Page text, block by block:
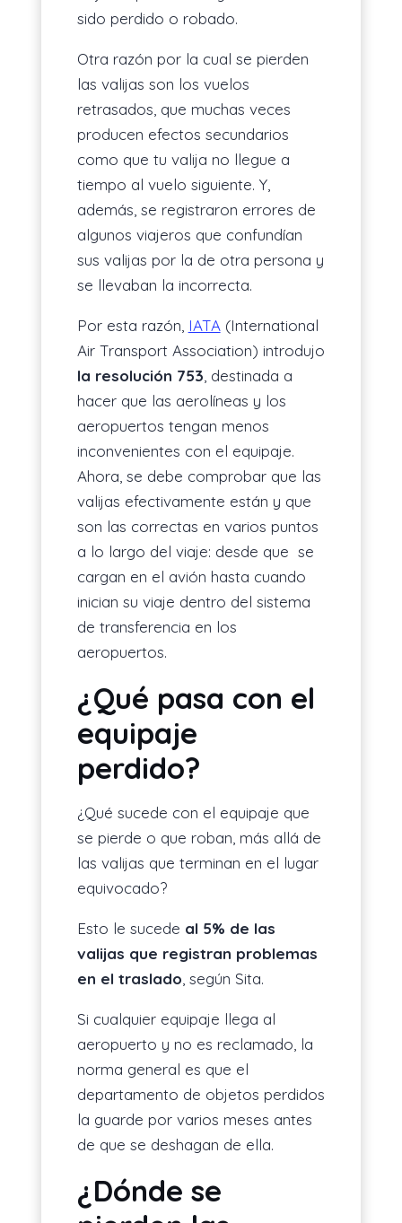
sido perdido o robado.
Otra razón por la cual se pierden
las valijas son los vuelos
retrasados, que muchas veces
producen efectos secundarios
como que tu valija no llegue a
tiempo al vuelo siguiente. Y,
además, se registraron errores de
algunos viajeros que confundían
sus valijas por la de otra persona y
se llevaban la incorrecta.
Por esta razón, IATA(International
Air Transport Association) introdujo
la resolución 753 , destinada a
hacer que las aerolíneas y los
aeropuertos tengan menos
inconvenientes con el equipaje.
Ahora, se debe comprobar que las
valijas efectivamente están y que
son las correctas en varios puntos
a lo largo del viaje: desde que se
cargan en el avión hasta cuando
inician su viaje dentro del sistema
de transferencia en los
aeropuertos.
¿Qué pasa con el
equipaje
perdido?
¿Qué sucede con el equipaje que
se pierde o que roban, más allá de
las valijas que terminan en el lugar
equivocado?
Esto le sucede al 5% de las
valijas que registran problemas
en el traslado , según Sita.
Si cualquier equipaje llega al
aeropuerto y no es reclamado, la
norma general es que el
departamento de objetos perdidos
la guarde por varios meses antes
de que se deshagan de ella.
¿Dónde se